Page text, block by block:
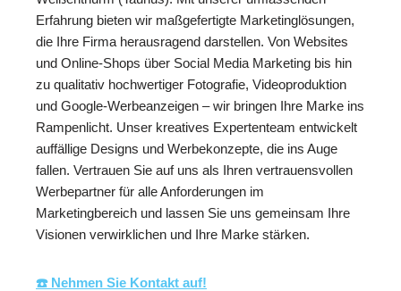
Erfahrung bieten wir maßgefertigte Marketinglösungen,
die Ihre Firma herausragend darstellen. Von Websites
und Online-Shops über Social Media Marketing bis hin
zu qualitativ hochwertiger Fotografie, Videoproduktion
und Google-Werbeanzeigen – wir bringen Ihre Marke ins
Rampenlicht. Unser kreatives Expertenteam entwickelt
auffällige Designs und Werbekonzepte, die ins Auge
fallen. Vertrauen Sie auf uns als Ihren vertrauensvollen
Werbepartner für alle Anforderungen im
Marketingbereich und lassen Sie uns gemeinsam Ihre
Visionen verwirklichen und Ihre Marke stärken.
☎️ Nehmen Sie Kontakt auf!